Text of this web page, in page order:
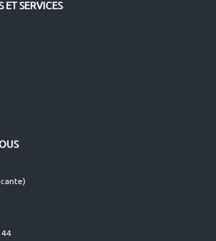
ET SERVICES